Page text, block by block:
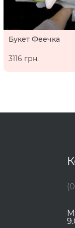
Букет Феечка
3116 грн.